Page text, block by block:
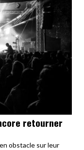
retourner
obstacle sur leur